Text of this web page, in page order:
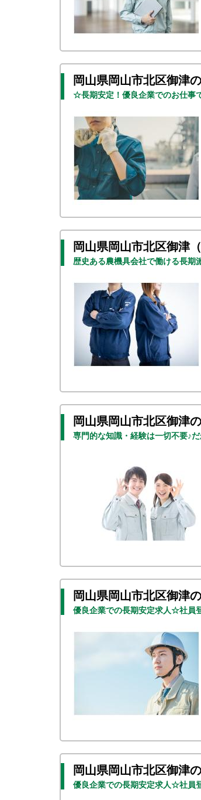
岡山県岡山市北区御津
☆長期安定！優良企業でのお仕事
岡山県岡山市北区御津
歴史ある農機具会社で働ける長
岡山県岡山市北区御津
専門的な知識・経験は一切不要♪
岡山県岡山市北区御津
優良企業での長期安定求人☆社員
岡山県岡山市北区御津
優良企業での長期安定求人☆社員